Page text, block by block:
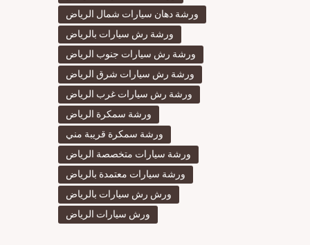
ورشة دهان سيارات شمال الرياض
ورشة رش سيارات بالرياض
ورشة رش سيارات جنوب الرياض
ورشة رش سيارات شرق الرياض
ورشة رش سيارات غرب الرياض
ورشة سمكرة الرياض
ورشة سمكرة قريبة مني
ورشة سيارات متخصصة الرياض
ورشة سيارات معتمدة بالرياض
ورش رش سيارات بالرياض
ورش سيارات الرياض